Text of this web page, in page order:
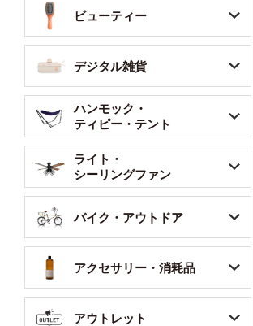
ビューティー
デジタル雑貨
ハンモック・
ティピー・テント
ライト・
シーリングファン
バイク・アウトドア
アクセサリー・消耗品
アウトレット